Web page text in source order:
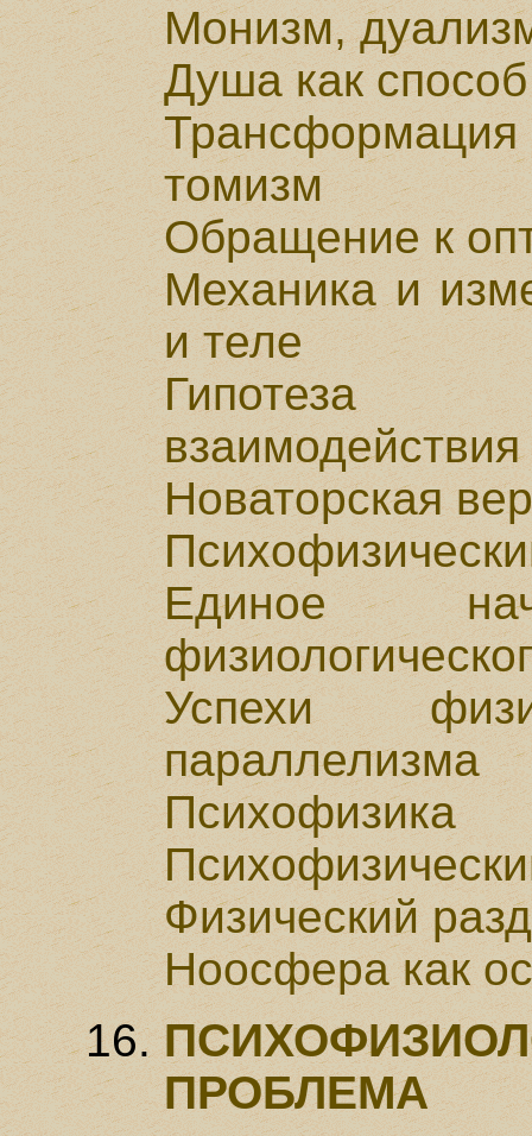
Монизм,
Душа как
томизм
Обращение к
Механика и
и теле
Гипотеза
взаимодействия
Новаторская
Единое
Успехи
параллелизма
Психофизика
Физический
Ноосфера как
ПРОБЛЕМА